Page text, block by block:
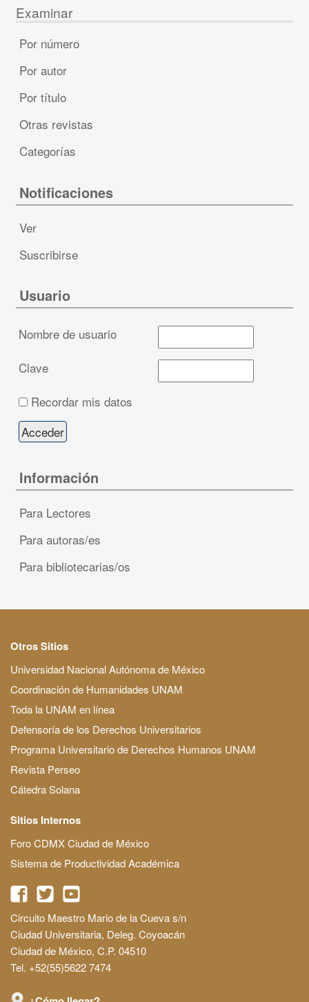
Examinar
Por número
Por autor
Por título
Otras revistas
Categorías
Notificaciones
Ver
Suscribirse
Usuario
Nombre de usuario
Clave
Recordar mis datos
Información
Para Lectores
Para autoras/es
Para bibliotecarias/os
Otros Sitios
Universidad Nacional Autónoma de México
Coordinación de Humanidades UNAM
Toda la UNAM en línea
Defensoría de los Derechos Universitarios
Programa Universitario de Derechos Humanos UNAM
Revista Perseo
Cátedra Solana
Sitios Internos
Foro CDMX Ciudad de México
Sistema de Productividad Académica
Circuito Maestro Mario de la Cueva s/n
Ciudad Universitaria, Deleg. Coyoacán
Ciudad de México, C.P. 04510
Tel. +52(55)5622 7474